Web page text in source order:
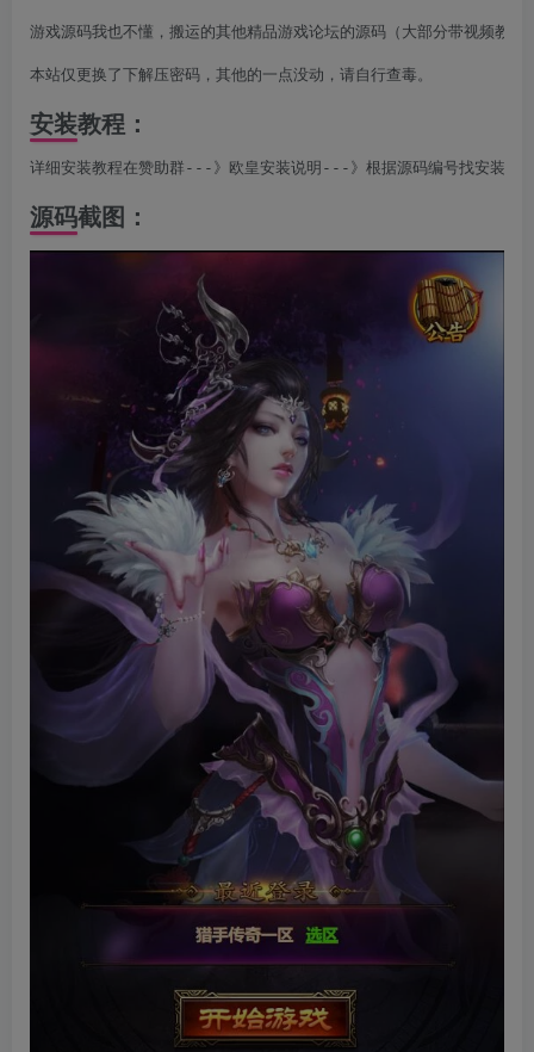
游戏源码我也不懂，搬运的其他精品游戏论坛的源码（大部分带视频教程
本站仅更换了下解压密码，其他的一点没动，请自行查毒。
安装教程：
详细安装教程在赞助群---》欧皇安装说明---》根据源码编号找安装说
源码截图：